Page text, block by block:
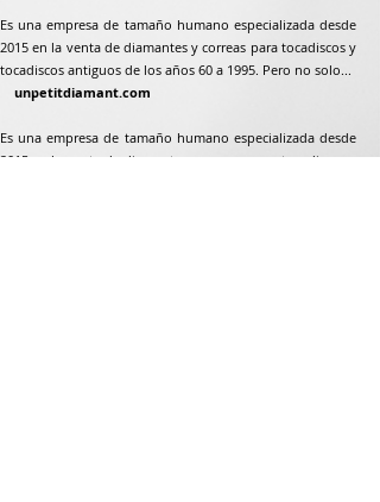
Es una empresa de tamaño humano especializada desde
2015 en la venta de diamantes y correas para tocadiscos y
tocadiscos antiguos de los años 60 a 1995. Pero no solo...
unpetitdiamant.com
Es una empresa de tamaño humano especializada desde
2015 en la venta de diamantes y correas para tocadiscos y